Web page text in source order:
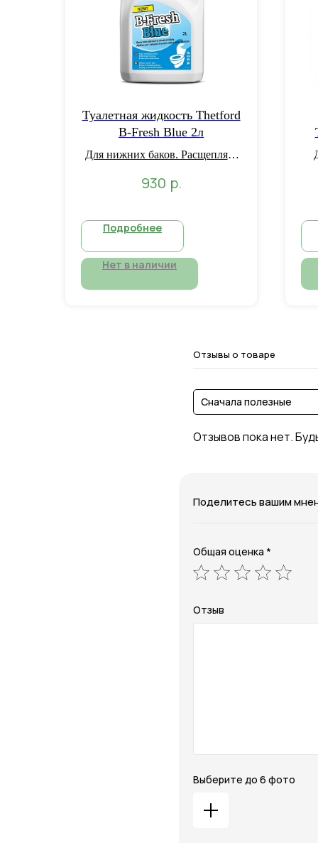
Туалетная жидкость Thetford
B-Fresh Blue 2л
Для нижних баков. Расщепляет
запахи
930 р.
Подробнее
Нет в наличии
Отзывы о товаре
Сначала полезные
Отзывов пока нет.
Поделитесь вашим
Общая оценка *
Отзыв
Выберите до 6 фото